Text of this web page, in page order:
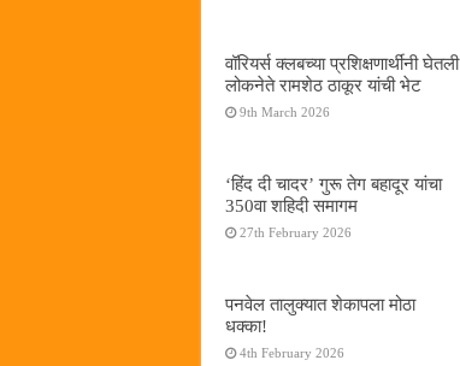
वॉरियर्स क्लबच्या प्रशिक्षणार्थींनी घेतली
लोकनेते रामशेठ ठाकूर यांची भेट
9th March 2026
‘हिंद दी चादर’ गुरू तेग बहादूर यांचा
350वा शहिदी समागम
27th February 2026
पनवेल तालुक्यात शेकापला मोठा
धक्का!
4th February 2026